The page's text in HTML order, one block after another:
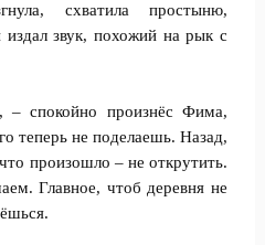
схватила простыню,
издал звук, похожий на рык с
спокойно произнёс Фима,
теперь не поделаешь. Назад,
произошло – не открутить.
Главное, чтоб деревня не